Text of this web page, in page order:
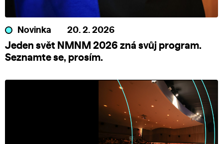
Novinka 20. 2. 2026
Jeden svět NMNM 2026 zná svůj program.
Seznamte se, prosím.